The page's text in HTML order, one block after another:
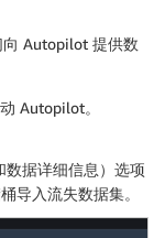
向 Autopilot 提供数
Autopilot。
数据详细信息）选项
导入流失数据集。